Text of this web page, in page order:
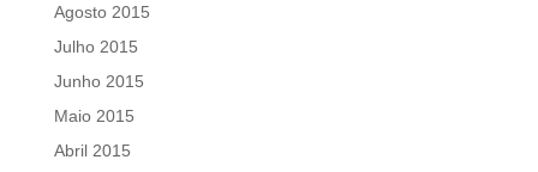
Agosto 2015
Julho 2015
Junho 2015
Maio 2015
Abril 2015